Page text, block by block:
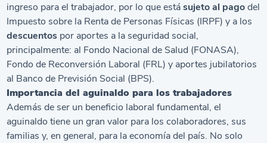
ingreso para el trabajador, por lo que estásujeto al pagodel
Impuesto sobre la Renta de Personas Físicas (IRPF) y a los
descuentos por aportes a la seguridad social,
principalmente: al Fondo Nacional de Salud (FONASA),
Fondo de Reconversión Laboral (FRL) y aportes jubilatorios
al Banco de Previsión Social (BPS).
Importancia del aguinaldo para los trabajadores
Además de ser un beneficio laboral fundamental, el
aguinaldo tiene un gran valor para los colaboradores, sus
familias y, en general, para la economía del país. No solo